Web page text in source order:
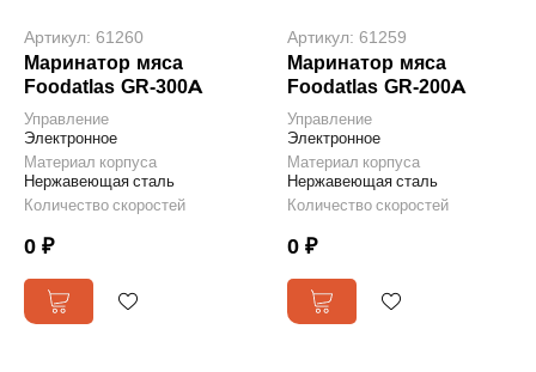
Артикул: 61260
Маринатор мяса
Foodatlas GR-300A
Управление
Электронное
Материал корпуса
Нержавеющая сталь
Количество скоростей
0 ₽
Артикул: 61259
Маринатор мяса
Foodatlas GR-200A
Управление
Электронное
Материал корпуса
Нержавеющая сталь
Количество скоростей
0 ₽